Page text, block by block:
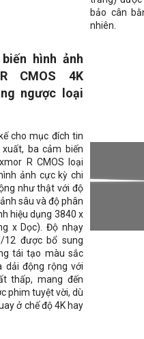
bảo cân
nhiên.
hình ảnh
CMOS 4K
ngược loại
cho mục đích tin
ba cảm biến
R CMOS loại
ảnh cực kỳ chi
như thật với độ
sâu và độ phân
hiệu dụng 3840 x
x Dọc). Độ nhạy
12 được bổ sung
tái tạo màu sắc
dải động rộng với
thấp, mang đến
phim tuyệt vời, dù
ở chế độ 4K hay